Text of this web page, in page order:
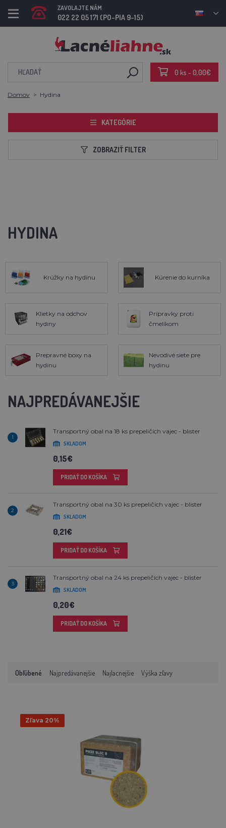
ZAVOLAJTE NÁM
022 22 05 171 (PO-PIA 9-15)
0 ks - 0,00€
Domov Hydina
KATEGÓRIE
ZOBRAZIŤ FILTER
HYDINA
Krúžky na hydinu Kúrenie do kurníka
Klietky na odchov
hydiny
Prípravky proti
čmelíkom
Prepravné boxy na
hydinu
Nevodivé siete pre
hydinu
NAJPREDÁVANEJŠIE
1
Transportný obal na 18 ks prepeličích vajec - blister
SKLADOM
0,15€
PRIDAŤ DO KOŠÍKA
2
Transportný obal na 30 ks prepeličích vajec - blister
SKLADOM
0,21€
PRIDAŤ DO KOŠÍKA
3
Transportný obal na 24 ks prepeličích vajec - blister
SKLADOM
0,20€
PRIDAŤ DO KOŠÍKA
Obľúbené Najpredávanejšie Najlacnejšie Výška zľavy
Zľava 20%